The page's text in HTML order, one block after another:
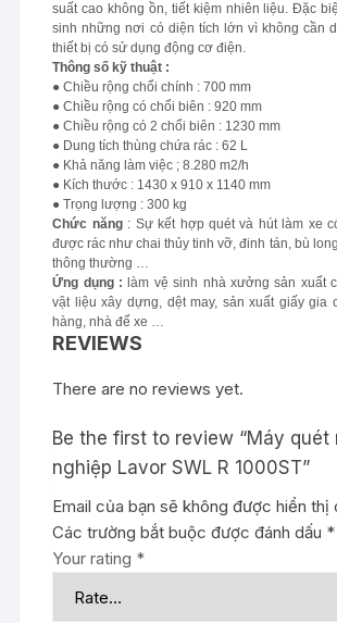
suất cao không ồn, tiết kiệm nhiên liệu. Đặc
sinh những nơi có diện tích lớn vì không cần
thiết bị có sử dụng động cơ điện.
Thông số kỹ thuật :
●Chiều rộng chổi chính : 700 mm
● Chiều rộng có chổi biên : 920 mm
● Chiều rộng có 2 chổi biên : 1230 mm
● Dung tích thùng chứa rác : 62 L
● Khả năng làm việc ; 8.280 m2/h
● Kích thước : 1430 x 910 x 1140 mm
● Trọng lượng : 300 kg
Chức năng: Sự kết hợp quét và hút làm xe
được rác như chai thủy tinh vỡ, đinh tán, bù
thông thường …
Ứng dụng : làm vệ sinh nhà xưởng sản xuất
vật liệu xây dựng, dệt may, sản xuất giấy gia
hàng, nhà để xe …
REVIEWS
There are no reviews yet.
Be the first to review “Máy quét
nghiệp Lavor SWL R 1000ST”
Email của bạn sẽ không được hiển thị
Các trường bắt buộc được đánh dấu *
Your rating *